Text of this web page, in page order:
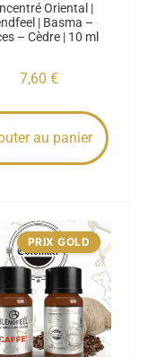
Oriental |
| Basma –
– Cèdre | 10 ml
7,60 €
au panier
PRIX GOLD